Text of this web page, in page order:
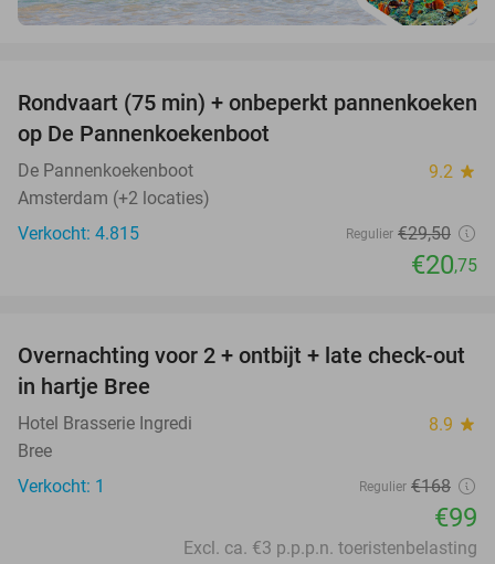
30%
Rondvaart (75 min) + onbeperkt pannenkoeken
op De Pannenkoekenboot
De Pannenkoekenboot 9.2 star
Amsterdam (+2 locaties)
Verkocht: 4.815
Regulier €29,50
€20,75
41%
TODAY
Overnachting voor 2 + ontbijt + late check-out
in hartje Bree
Hotel Brasserie Ingredi 8.9 star
Bree
Verkocht: 1
Regulier €168
€99
Excl. ca. €3 p.p.p.n. toeristenbelasting